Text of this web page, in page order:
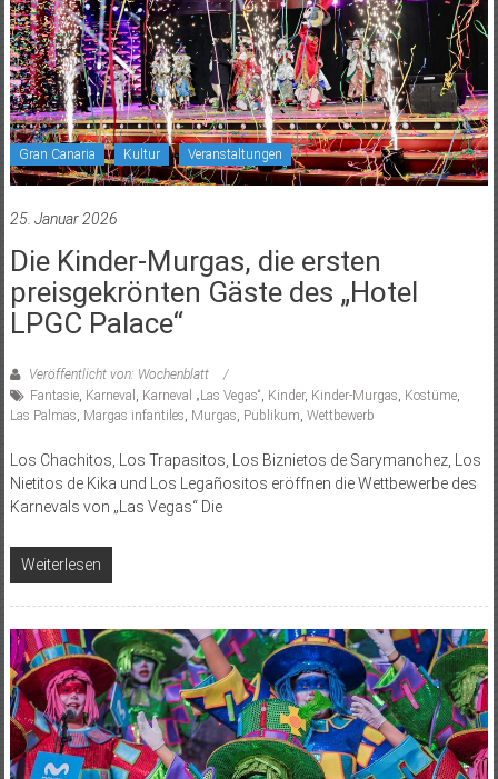
Gran Canaria Kultur Veranstaltungen
25. Januar 2026
Die Kinder-Murgas, die ersten
preisgekrönten Gäste des „Hotel
LPGC Palace“
Veröffentlicht von: Wochenblatt
Fantasie, Karneval Karneval „Las Vegas“, Kinder, Kinder-Murgas Kostüme,
Las Palmas Margas infantiles Murgas Publikum Wettbewerb
Los Chachitos, Los Trapasitos, Los Biznietos de Sarymanchez, Los
Nietitos de Kika und Los Legañositos eröffnen die Wettbewerbe des
Karnevals von „Las Vegas“ Die
Weiterlesen